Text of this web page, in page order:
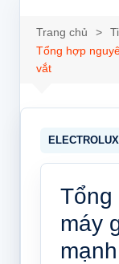
Trang chủ
Tổng hợp
vắt
Tổng
máy